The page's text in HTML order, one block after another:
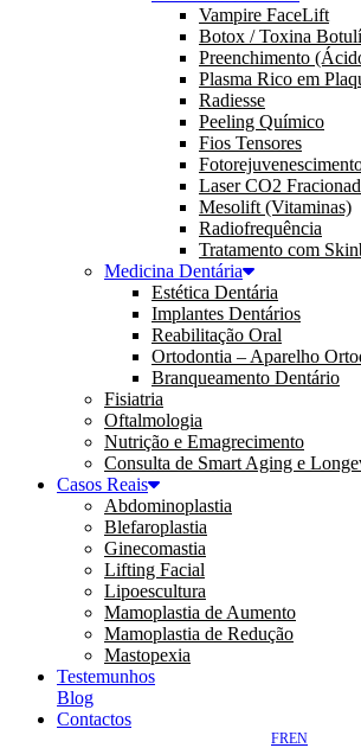
Vampire FaceLift
Botox / Toxina
Preenchimento
Plasma Rico em
Radiesse
Peeling Químico
Fios Tensores
Laser CO2
Mesolift (Vitaminas)
Radiofrequência
Tratamento com
Medicina Dentária
Estética Dentária
Implantes Dentários
Reabilitação Oral
Ortodontia – Aparelho
Branqueamento Dentário
Fisiatria
Oftalmologia
Nutrição e Emagrecimento
Consulta de Smart Aging e
Casos Reais
Abdominoplastia
Blefaroplastia
Ginecomastia
Lifting Facial
Lipoescultura
Mamoplastia de Aumento
Mamoplastia de Redução
Mastopexia
Testemunhos
Blog
Contactos
EN
FR